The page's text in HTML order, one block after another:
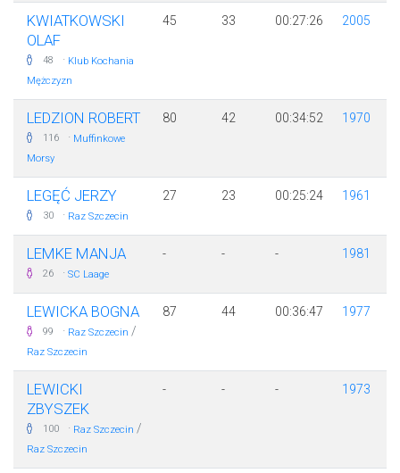
KWIATKOWSKI
OLAF
48 · Klub Kochania
Mężczyzn
45 33 00:27:26 2005
LEDZION ROBERT
116 · Muffinkowe
Morsy
80 42 00:34:52 1970
LEGĘĆ JERZY
30 · Raz Szczecin
27 23 00:25:24 1961
LEMKE MANJA
26 · SC Laage
- - - 1981
LEWICKA BOGNA
99 · Raz Szczecin /
Raz Szczecin
87 44 00:36:47 1977
LEWICKI
ZBYSZEK
100 · Raz Szczecin /
Raz Szczecin
- - - 1973